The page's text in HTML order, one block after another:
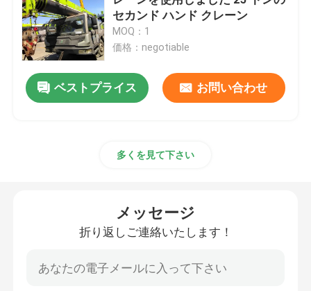
中古クローラークレーン
秒針のクローラー クレーン
XCMGクレーン部品
セカンド ハンド クレーン
MOQ：1
価格：negotiable
ベストプライス お問い合わせ
多くを見て下さい
メッセージ
折り返しご連絡いたします！